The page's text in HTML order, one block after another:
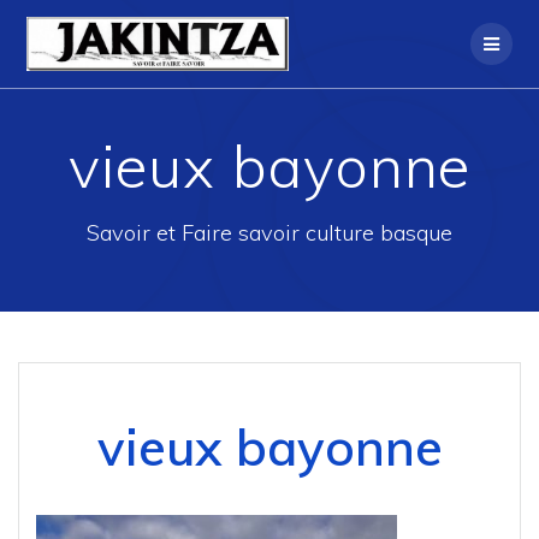
Skip
to
content
vieux bayonne
Savoir et Faire savoir culture basque
vieux bayonne